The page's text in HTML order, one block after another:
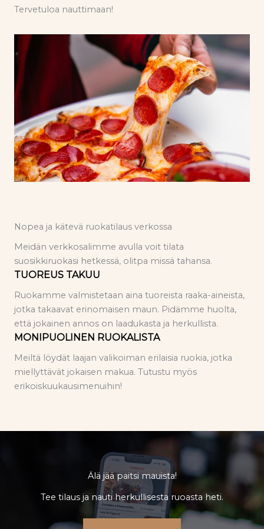
Tervetuloa nauttimaan!
Nopea ja kätevä ruokatilaus verkossa
Meidän verkkosalimme avulla voit tilata
suosikkiruokasi hetkessä, olitpa missä tahansa.
TUOREUS TAKUU
Ruokamme valmistetaan aina tuoreista raaka-aineista,
jotka takaavat erinomaisen maun. Pidämme huolta,
että jokainen annos on laadukasta ja herkullista.
MONIPUOLINEN RUOKALISTA
Meiltä löydät laajan valikoiman erilaisia ruokia, jotka
miellyttävät jokaisen makua. Tutustu myös
erikoiskuukausimenuihin!
Älä jää paitsi mauista!
Tee tilaus ja nauti herkullisesta ruoasta heti.